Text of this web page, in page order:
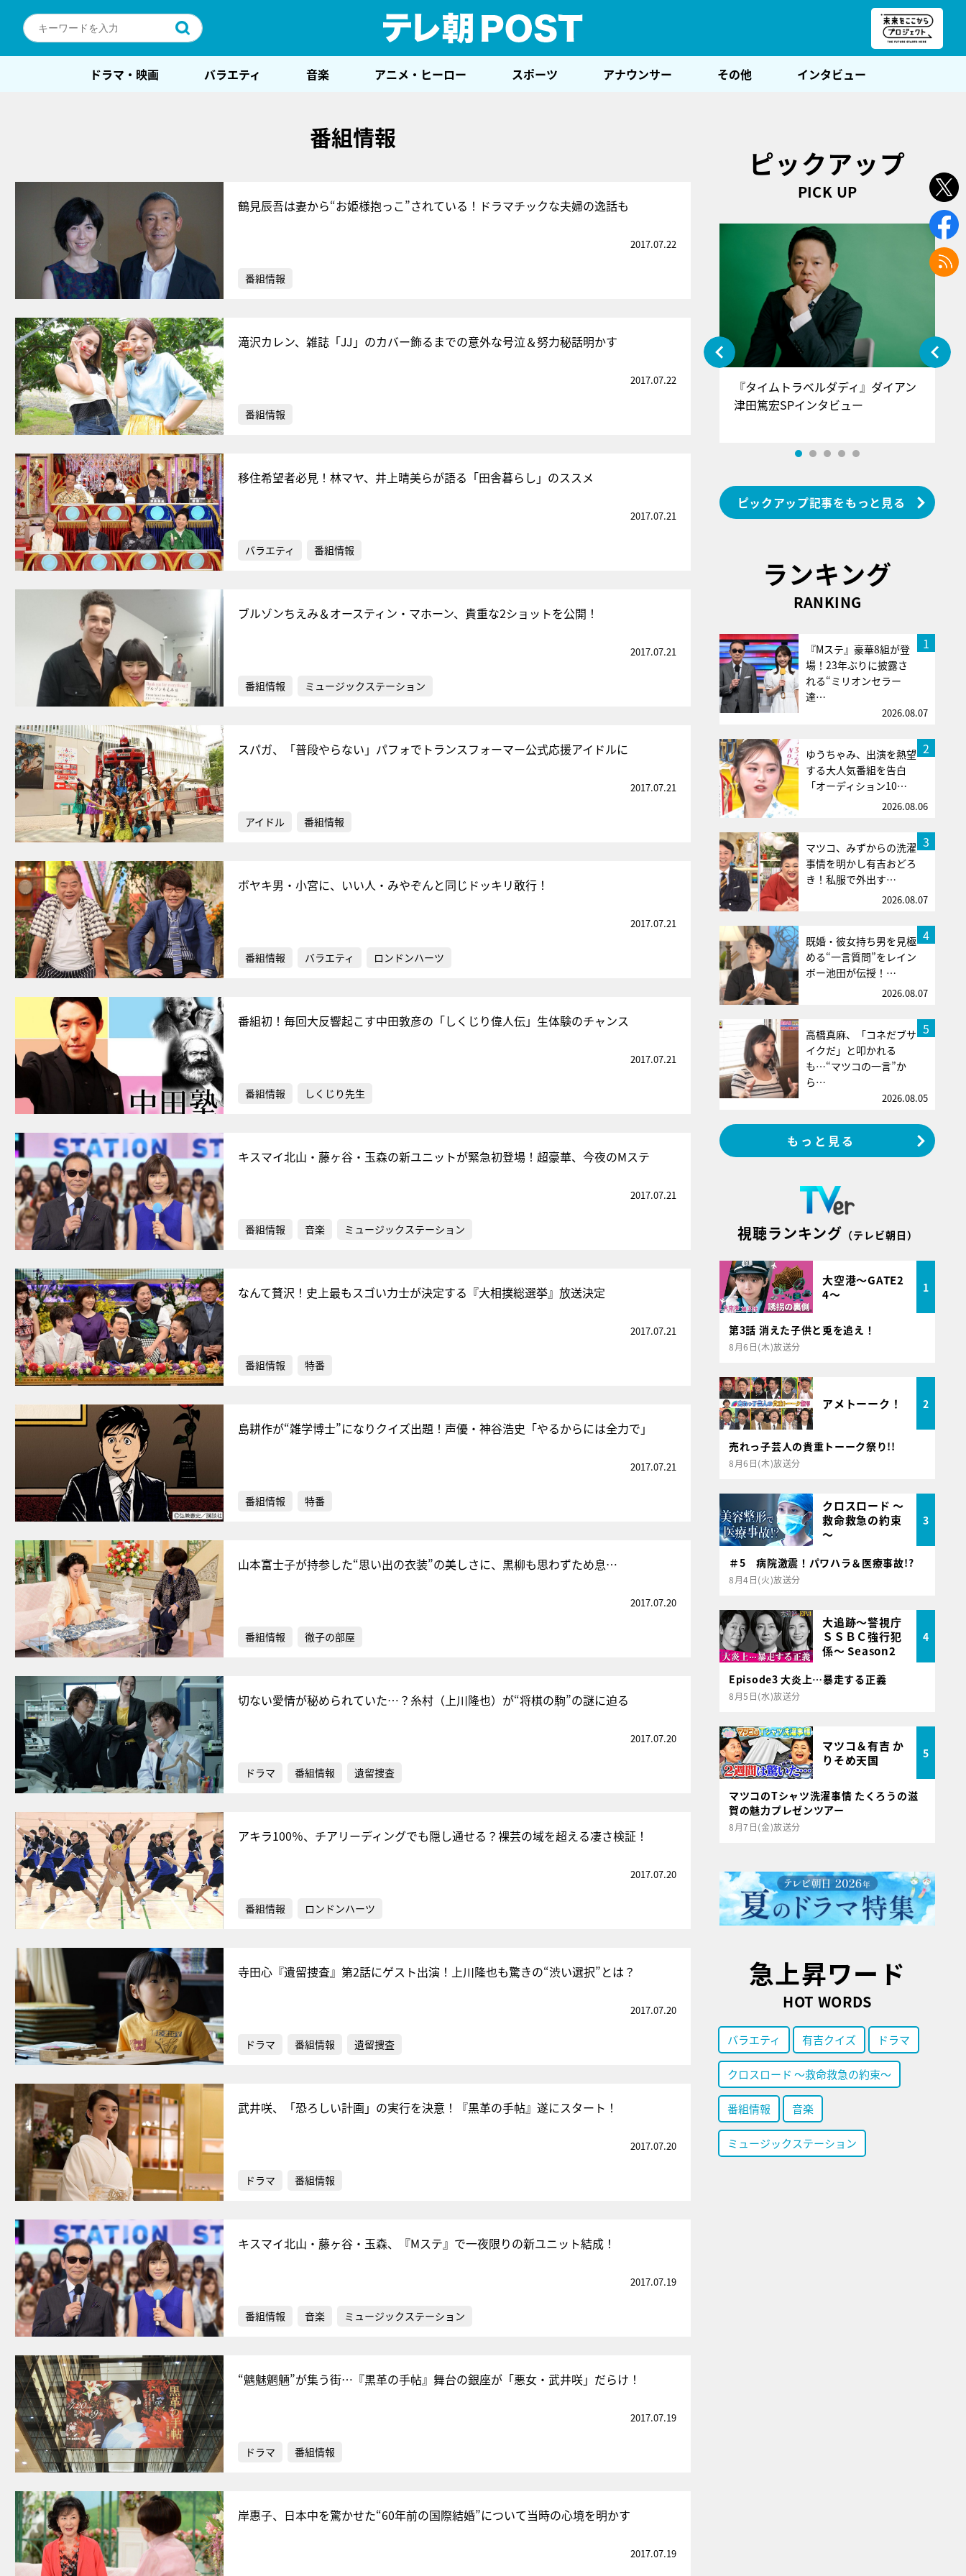
ドラマ・映画 バラエティ 音楽 アニメ・ヒーロー スポーツ アナウンサー その他 インタビュー
番組情報
鶴見辰吾は妻から“お姫様抱っこ”されている！ドラマチックな夫婦の逸話も
2017.07.22
番組情報
滝沢カレン、雑誌「JJ」のカバー飾るまでの意外な号泣＆努力秘話明かす
2017.07.22
番組情報
移住希望者必見！林マヤ、井上晴美らが語る「田舎暮らし」のススメ
2017.07.21
バラエティ 番組情報
ブルゾンちえみ＆オースティン・マホーン、貴重な2ショットを公開！
2017.07.21
番組情報 ミュージックステーション
スパガ、「普段やらない」パフォでトランスフォーマー公式応援アイドルに
2017.07.21
アイドル 番組情報
ボヤキ男・小宮に、いい人・みやぞんと同じドッキリ敢行！
2017.07.21
番組情報 バラエティ ロンドンハーツ
番組初！毎回大反響起こす中田敦彦の「しくじり偉人伝」生体験のチャンス
2017.07.21
番組情報 しくじり先生
キスマイ北山・藤ヶ谷・玉森の新ユニットが緊急初登場！超豪華、今夜のMステ
2017.07.21
番組情報 音楽 ミュージックステーション
なんて贅沢！史上最もスゴい力士が決定する『大相撲総選挙』放送決定
2017.07.21
番組情報 特番
島耕作が“雑学博士”になりクイズ出題！声優・神谷浩史「やるからには全力で」
2017.07.21
番組情報 特番
山本富士子が持参した“思い出の衣装”の美しさに、黒柳も思わずため息…
2017.07.20
番組情報 徹子の部屋
切ない愛情が秘められていた…？糸村（上川隆也）が“将棋の駒”の謎に迫る
2017.07.20
ドラマ 番組情報 遺留捜査
アキラ100％、チアリーディングでも隠し通せる？裸芸の域を超える凄さ検証！
2017.07.20
番組情報 ロンドンハーツ
寺田心『遺留捜査』第2話にゲスト出演！上川隆也も驚きの“渋い選択”とは？
2017.07.20
ドラマ 番組情報 遺留捜査
武井咲、「恐ろしい計画」の実行を決意！『黒革の手帖』遂にスタート！
2017.07.20
ドラマ 番組情報
キスマイ北山・藤ヶ谷・玉森、『Mステ』で一夜限りの新ユニット結成！
2017.07.19
番組情報 音楽 ミュージックステーション
“魑魅魍魎”が集う街…『黒革の手帖』舞台の銀座が「悪女・武井咲」だらけ！
2017.07.19
ドラマ 番組情報
岸惠子、日本中を驚かせた“60年前の国際結婚”について当時の心境を明かす
2017.07.19
ピックアップ
PICK UP
『アイ＝ラブ！げーみんぐ』＝LOV
『タイムトラベルダディ』ダイアン
津田篤宏SPインタビュー
ピックアップ記事をもっと見る
ランキング
RANKING
1
『Mステ』豪華8組が登
場！23年ぶりに披露さ
れる“ミリオンセラー
達…
2026.08.07
2
ゆうちゃみ、出演を熱望
する大人気番組を告白
「オーディション10…
2026.08.06
3
マツコ、みずからの洗濯
事情を明かし有吉おどろ
き！私服で外出す…
2026.08.07
4
既婚・彼女持ち男を見極
める“一言質問”をレイン
ボー池田が伝授！…
2026.08.07
5
高橋真麻、「コネだブサ
イクだ」と叩かれる
も…“マツコの一言”か
ら…
2026.08.05
もっと見る
視聴ランキング （テレビ朝日）
大空港～GATE2
4～
1
第3話 消えた子供と兎を追え！
8月6日(木)放送分
アメトーーク！ 2
売れっ子芸人の貴重トーーク祭り!!
8月6日(木)放送分
クロスロード ～
救命救急の約束
～
3
＃5 病院激震！パワハラ＆医療事故!?
8月4日(火)放送分
大追跡～警視庁
ＳＳＢＣ強行犯
係～ Season2
4
Episode3 大炎上…暴走する正義
8月5日(水)放送分
マツコ＆有吉 か
りそめ天国
5
マツコのTシャツ洗濯事情 たくろうの滋
賀の魅力プレゼンツアー
8月7日(金)放送分
急上昇ワード
HOT WORDS
バラエティ 有吉クイズ ドラマ
クロスロード ～救命救急の約束～
番組情報 音楽
ミュージックステーション